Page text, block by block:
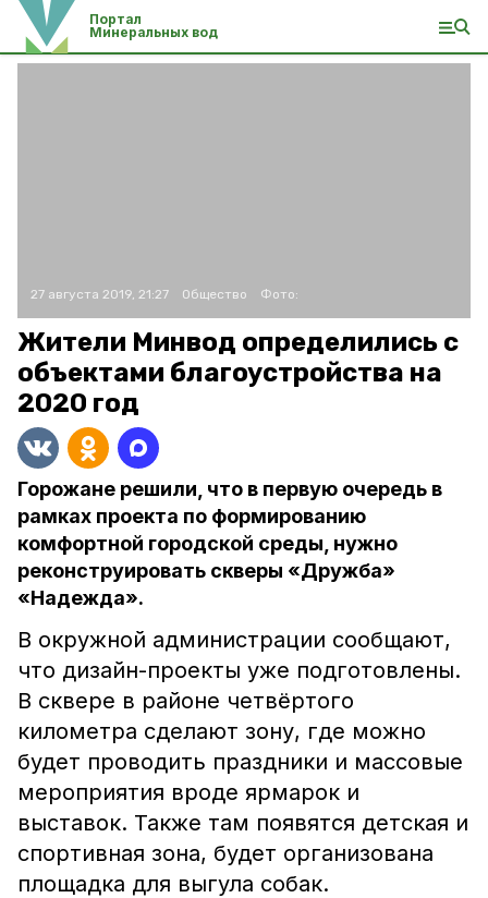
Портал
Минеральных вод
27 августа 2019, 21:27 Общество Фото:
Жители Минвод определились с
объектами благоустройства на
2020 год
Горожане решили, что в первую очередь в
рамках проекта по формированию
комфортной городской среды, нужно
реконструировать скверы «Дружба»
«Надежда».
В окружной администрации сообщают,
что дизайн-проекты уже подготовлены.
В сквере в районе четвёртого
километра сделают зону, где можно
будет проводить праздники и массовые
мероприятия вроде ярмарок и
выставок. Также там появятся детская и
спортивная зона, будет организована
площадка для выгула собак.